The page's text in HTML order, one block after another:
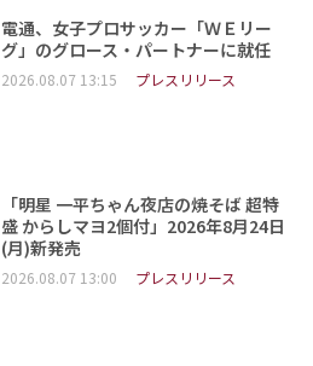
電通、女子プロサッカー「ＷＥリー
グ」のグロース・パートナーに就任
2026.08.07 13:15 プレスリリース
「明星 一平ちゃん夜店の焼そば 超特
盛 からしマヨ2個付」2026年8月24日
(月)新発売
2026.08.07 13:00 プレスリリース